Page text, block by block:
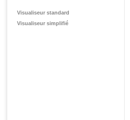
Visualiseur standard
Visualiseur simplifié